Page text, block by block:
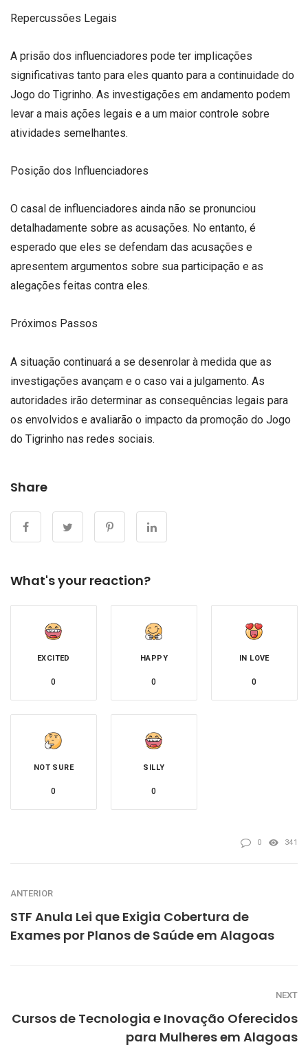
Repercussões Legais
A prisão dos influenciadores pode ter implicações
significativas tanto para eles quanto para a continuidade do
Jogo do Tigrinho. As investigações em andamento podem
levar a mais ações legais e a um maior controle sobre
atividades semelhantes.
Posição dos Influenciadores
O casal de influenciadores ainda não se pronunciou
detalhadamente sobre as acusações. No entanto, é
esperado que eles se defendam das acusações e
apresentem argumentos sobre sua participação e as
alegações feitas contra eles.
Próximos Passos
A situação continuará a se desenrolar à medida que as
investigações avançam e o caso vai a julgamento. As
autoridades irão determinar as consequências legais para
os envolvidos e avaliarão o impacto da promoção do Jogo
do Tigrinho nas redes sociais.
Share
What's your reaction?
EXCITED
0
HAPPY
0
IN LOVE
0
NOT SURE
0
SILLY
0
0 341
ANTERIOR
STF Anula Lei que Exigia Cobertura de
Exames por Planos de Saúde em Alagoas
NEXT
Cursos de Tecnologia e Inovação Oferecidos
para Mulheres em Alagoas